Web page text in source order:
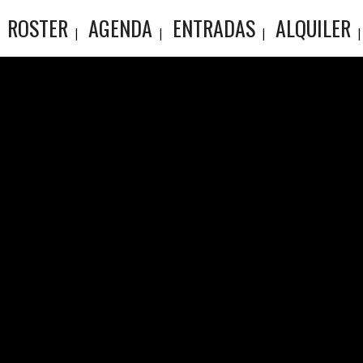
ROSTER AGENDA ENTRADAS ALQUILER